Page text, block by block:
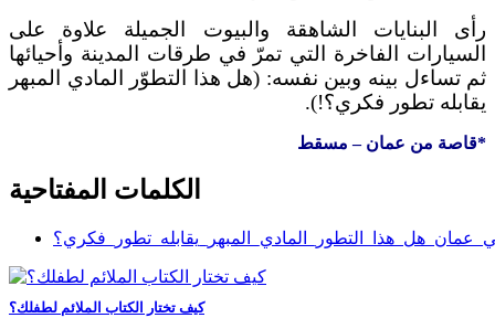
رأى
البنايات الشاهقة والبيوت الجميلة علاوة
على
السيارات الفاخرة التي تمرّ في طرقات المدينة وأحيائها
ثم تساءل بينه وبين نفسه: (هل هذا التطوّر المادي المبهر
يقابله تطور فكري؟!
)
.
*قاصة من عمان – مسقط
الكلمات المفتاحية
كيف تختار الكتاب الملائم لطفلك؟